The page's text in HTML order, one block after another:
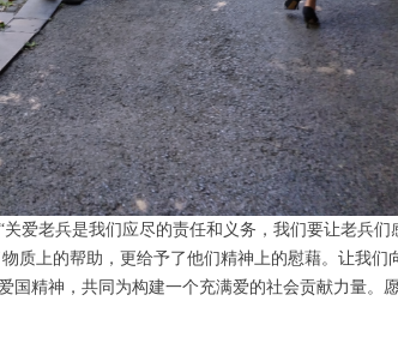
爱老兵是我们应尽的责任和义务，我们要让老兵们
的帮助，更给予了他们精神上的慰藉。让我们
国精神，共同为构建一个充满爱的社会贡献力量。